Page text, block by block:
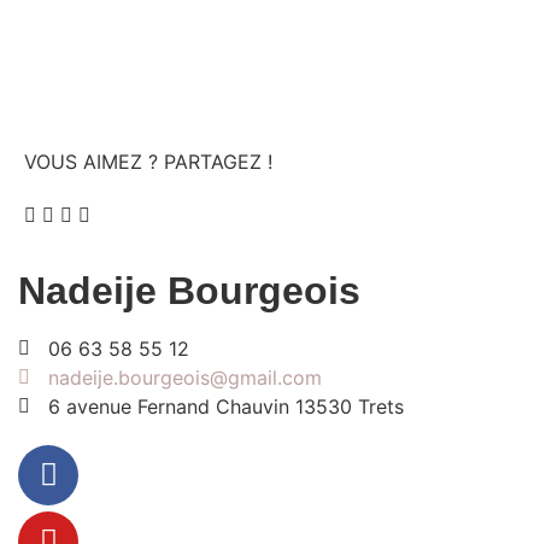
VOUS AIMEZ ? PARTAGEZ !
Nadeije Bourgeois
06 63 58 55 12
nadeije.bourgeois@gmail.com
6 avenue Fernand Chauvin 13530 Trets